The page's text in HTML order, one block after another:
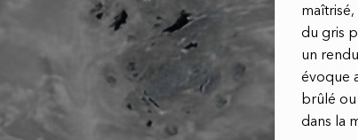
du gris
un
évoque
brûlé ou
dans la